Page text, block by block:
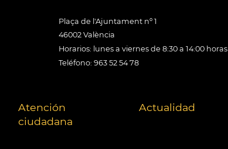
Plaça de l'Ajuntament nº 1
46002 València
Horarios: lunes a viernes de 8:30 a 14:00 horas
Teléfono: 963 52 54 78
Atención
ciudadana
Actualidad